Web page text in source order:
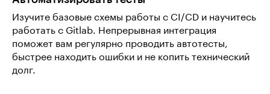
Изучите базовые схемы работы с CI/CD и научитесь
работать с Gitlab. Непрерывная интеграция
поможет вам регулярно проводить автотесты,
быстрее находить ошибки и не копить технический
долг.